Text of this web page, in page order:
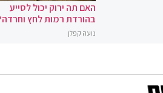
האם תה ירוק יכול לסייע
בהורדת רמות לחץ
נועה קפלן